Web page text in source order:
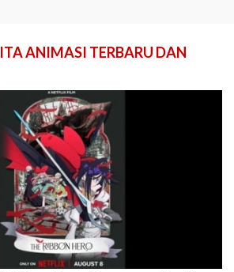
ANIMASI TERBARU DAN